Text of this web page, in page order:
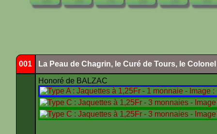
001 La Peau de Chagrin, le Curé de Tours, le
Honoré de BALZAC